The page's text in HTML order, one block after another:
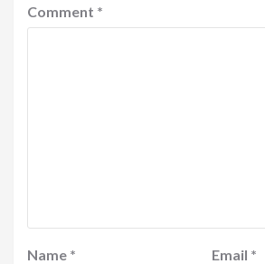
Comment *
Name * Email *